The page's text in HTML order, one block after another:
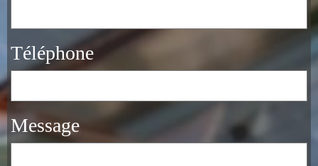
Téléphone
Message